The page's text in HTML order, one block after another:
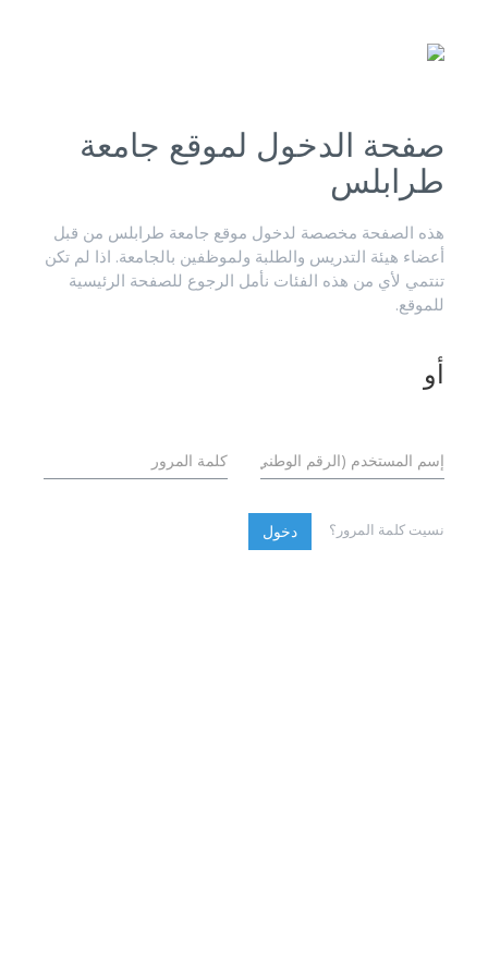
صفحة الدخول لموقع جامعة
طرابلس
هذه الصفحة مخصصة لدخول موقع جامعة طرابلس من قبل
أعضاء هيئة التدريس والطلبة ولموظفين بالجامعة. اذا لم تكن
تنتمي لأي من هذه الفئات نأمل الرجوع للصفحة الرئيسية
للموقع.
أو
نسيت كلمة المرور؟ دخول